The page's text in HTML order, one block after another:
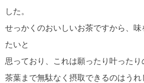
した。
せっかくのおいしいお茶ですから、
たいと
思っており、これは願ったり叶ったり
茶葉まで無駄なく摂取できるのはうれ